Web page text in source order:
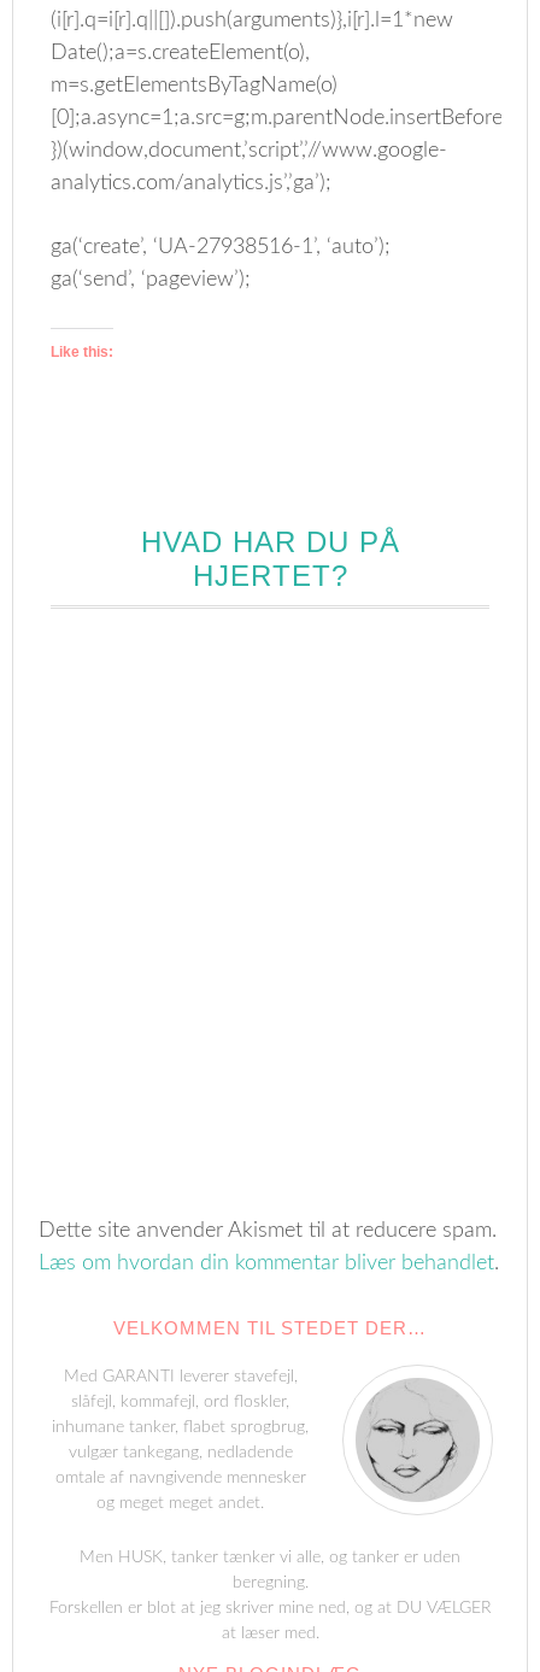
(i[r].q=i[r].q||[]).push(arguments)},i[r].l=1*new
Date();a=s.createElement(o),
m=s.getElementsByTagName(o)
})(window,document,’script’,’//www.google-
analytics.com/analytics.js’,’ga’);
ga(‘create’, ‘UA-27938516-1’, ‘auto’);
ga(‘send’, ‘pageview’);
Like this:
HVAD HAR DU PÅ
HJERTET?
Dette site anvender Akismet til at reducere spam.
Læs om hvordan din kommentar bliver behandlet.
VELKOMMEN TIL STEDET DER…
Med GARANTI leverer stavefejl,
slåfejl, kommafejl, ord floskler,
inhumane tanker, flabet sprogbrug,
vulgær tankegang, nedladende
omtale af navngivende mennesker
og meget meget andet.
Men HUSK, tanker tænker vi alle, og tanker er uden
beregning.
Forskellen er blot at jeg skriver mine ned, og at DU VÆLGER
at læser med.